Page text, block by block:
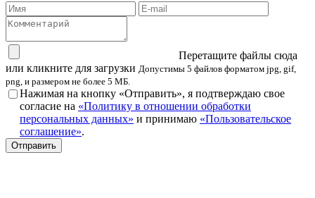
Перетащите файлы сюда
или кликните для загрузки Допустимы 5 файлов форматом jpg, gif,
png, и размером не более 5 МБ.
Нажимая на кнопку «Отправить», я подтверждаю свое
согласие на «Политику в отношении обработки
персональных данных» и принимаю «Пользовательское
соглашение».
Отправить